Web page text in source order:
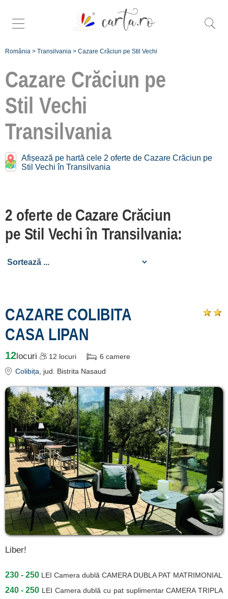
România > Transilvania > Cazare Crăciun pe Stil Vechi
Cazare Crăciun pe
Stil Vechi
Transilvania
Afișează pe hartă cele 2 oferte de Cazare Crăciun pe
Stil Vechi în Transilvania
2 oferte de Cazare Crăciun
pe Stil Vechi în Transilvania:
CAZARE COLIBITA
CASA LIPAN
12locuri 12 locuri 6 camere
Colibița , jud. Bistrita Nasaud
Liber!
230 - 250 LEI Camera dublă CAMERA DUBLA PAT MATRIMONIAL
240 - 250 LEI Camera dublă cu pat suplimentar CAMERA TRIPLA
Caută mai specific
oferte de crăciun pe
stil vechi în
Transilvania:
de cazare
despre C A R T A ®
login
Ce pot vizita în